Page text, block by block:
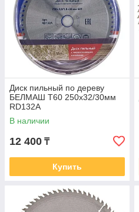
Диск пильный по дереву
БЕЛМАШ Т60 250х32/30мм
RD132A
В наличии
12 400 ₸
Купить